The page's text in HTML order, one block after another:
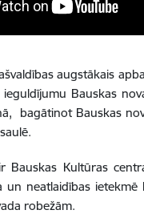
augstākais
Bauskas
bagātinot Bauskas
Kultūras
un neatlaidības
robežām.